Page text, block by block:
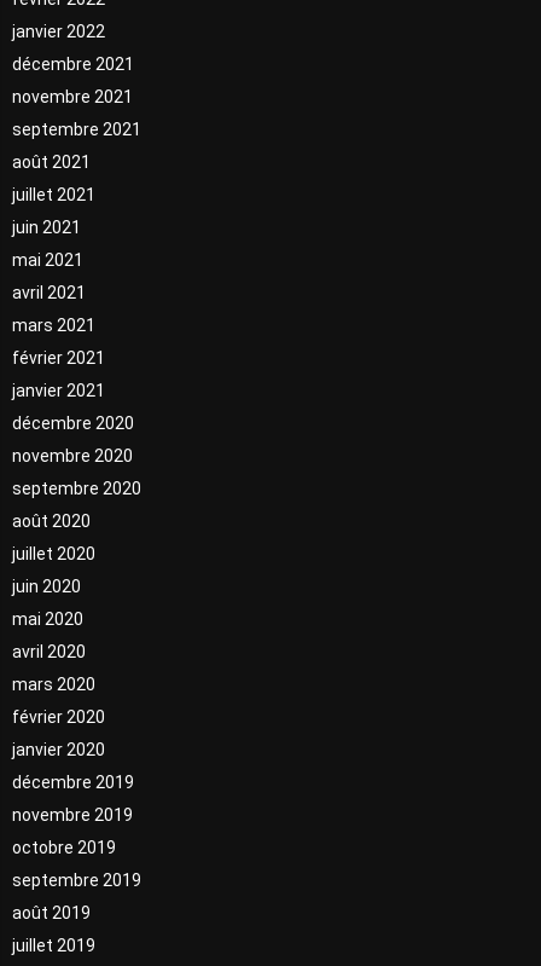
janvier 2022
décembre 2021
novembre 2021
septembre 2021
août 2021
juillet 2021
juin 2021
mai 2021
avril 2021
mars 2021
février 2021
janvier 2021
décembre 2020
novembre 2020
septembre 2020
août 2020
juillet 2020
juin 2020
mai 2020
avril 2020
mars 2020
février 2020
janvier 2020
décembre 2019
novembre 2019
octobre 2019
septembre 2019
août 2019
juillet 2019